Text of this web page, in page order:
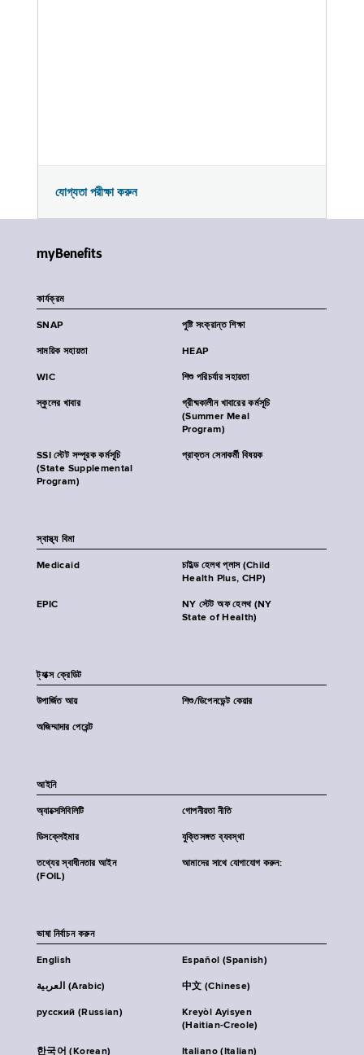
যোগ্যতা পরীক্ষা করুন
myBenefits
কার্যক্রম
SNAP পুষ্টি সংক্রান্ত শিক্ষা
সাময়িক সহায়তা HEAP
WIC শিশু পরিচর্যার সহায়তা
স্কুলের খাবার
গ্রীষ্মকালীন খাবারের কর্মসূচি
(Summer Meal
Program)
SSI স্টেট সম্পূরক কর্মসূচি
(State Supplemental
Program)
প্রাক্তন সেনাকর্মী বিষয়ক
স্বাস্থ্য বিমা
Medicaid
চাইল্ড হেলথ প্লাস (Child
Health Plus, CHP)
EPIC
NY স্টেট অফ হেলথ (NY
State of Health)
ট্যাক্স ক্রেডিট
উপার্জিত আয় শিশু/ডিপেনডেন্ট কেয়ার
অজিম্মাদার পেরেন্ট
আইনি
অ্যাক্সেসিবিলিটি গোপনীয়তা নীতি
ডিসক্লেইমার যুক্তিসঙ্গত ব্যবস্থা
তথ্যের স্বাধীনতার আইন
(FOIL)
আমাদের সাথে যোগাযোগ করুন:
ভাষা নির্বাচন করুন
English Español (Spanish)
العربية (Arabic) 中文 (Chinese)
русский (Russian)
Kreyòl Ayisyen
(Haitian-Creole)
한국어 (Korean) Italiano (Italian)